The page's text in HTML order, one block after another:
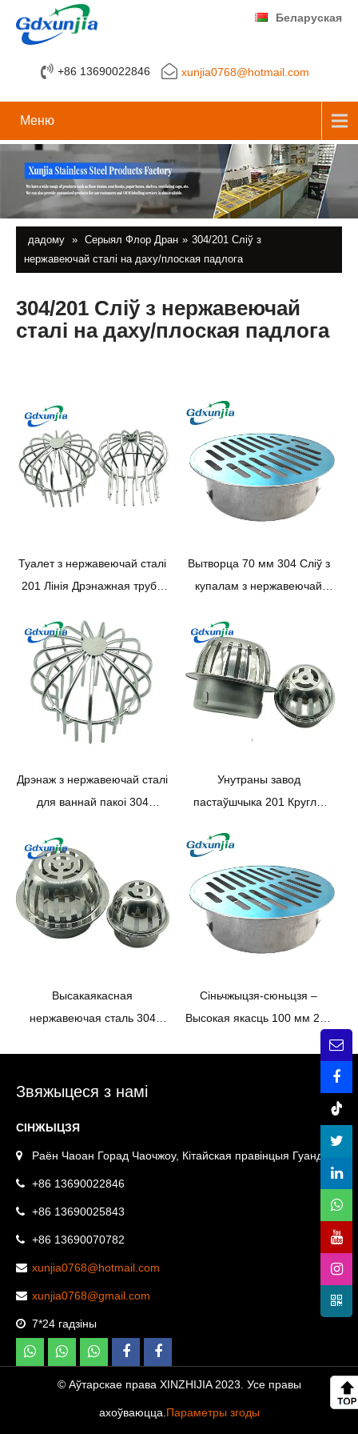
+86 13690022846 xunjia0768@hotmail.com
Беларуская
Меню
дадому » Серыял Флор Дран » 304/201 Сліў з
нержавеючай сталі на даху/плоская падлога
304/201 Сліў з нержавеючай
сталі на даху/плоская падлога
Туалет з нержавеючай сталі
201 Лінія Дрэнажная труба
Вытворца 70 мм 304 Сліў з
купалам з нержавеючай
Дрэнаж з нержавеючай сталі
для ваннай пакоі 304
труба, душ, каналізацыя ў
падлозе
Унутраны завод
пастаўшчыка 201 Круглы
нержавеючай сталі 100 мм
——XINZHIJIA/XUNJIA
Высакаякасная
нержавеючая сталь 304
Вялікі дрэнаж на даху. Сліў
Сіньчжыцзя-сюньцзя –
Высокая якасць 100 мм 201
Нержавеючая сталь Круглая
плоскасць лінейнага сцёку ў
Звяжыцеся з намі
СІНЖЫЦЗЯ
Раён Чаоан Горад Чаочжоу, Кітайская правінцыя Гуандун.
+86 13690022846
+86 13690025843
+86 13690070782
xunjia0768@hotmail.com
xunjia0768@gmail.com
7*24 гадзіны
© Аўтарскае права XINZHIJIA 2023. Усе правы
ахоўваюцца. Параметры згоды